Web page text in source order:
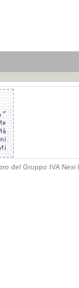
del Gruppo IVA Nexi